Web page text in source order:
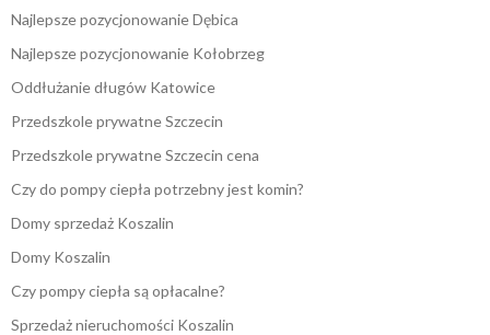
Najlepsze pozycjonowanie Dębica
Najlepsze pozycjonowanie Kołobrzeg
Oddłużanie długów Katowice
Przedszkole prywatne Szczecin
Przedszkole prywatne Szczecin cena
Czy do pompy ciepła potrzebny jest komin?
Domy sprzedaż Koszalin
Domy Koszalin
Czy pompy ciepła są opłacalne?
Sprzedaż nieruchomości Koszalin